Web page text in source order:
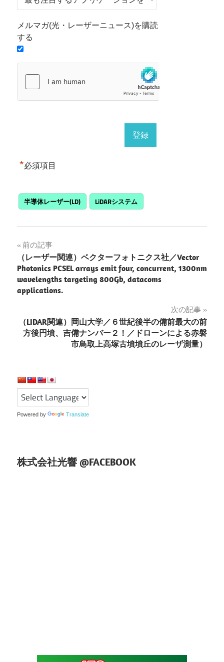
メルマガ(光・レーザーニュース)を購読
する
*必須項目
半導体レーザー(LD) LiDARシステム
投
稿
ナ
ゲ
ョ
ン
前の記事
（レーザー関連）ベクターフォトニクス社／Vector
Photonics PCSEL arrays emit four, concurrent, 1300nm
wavelengths targeting 800Gb, datacoms
applications.
次の記事
（LIDAR関連）岡山大学／６世紀後半の備前最大の前
方後円墳、吉備ナンバー２！／ドローンによる赤磐
市鳥取上高塚古墳墳丘のレーザ測量）
Powered by Translate
株式会社光響 @FACEBOOK